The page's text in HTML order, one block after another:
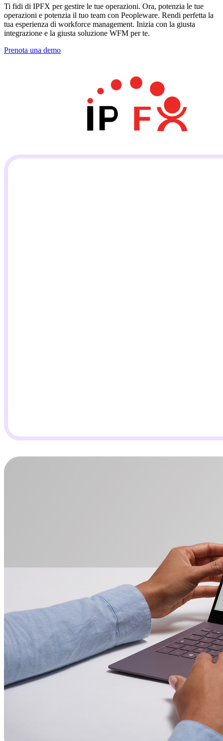
Ti fidi di IPFX per gestire le tue operazioni. Ora, potenzia le tue
operazioni e potenzia il tuo team con Peopleware. Rendi perfetta la
tua esperienza di workforce management. Inizia con la giusta
integrazione e la giusta soluzione WFM per te.
Prenota una demo